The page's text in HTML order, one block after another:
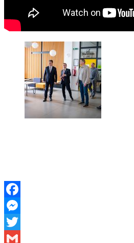
Facebook
Messenger
Twitter